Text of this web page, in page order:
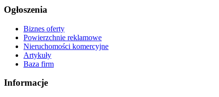
Ogłoszenia
Biznes oferty
Powierzchnie reklamowe
Nieruchomości komercyjne
Artykuły
Baza firm
Informacje